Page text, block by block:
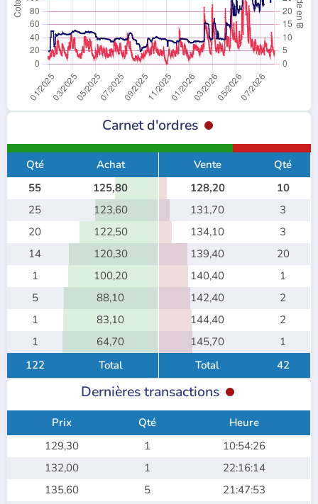
Carnet d'ordres
Qté
Achat
55
125,80
25
123,60
20
122,50
14
120,30
1
100,20
5
88,10
1
83,10
1
64,70
122
Total
Vente
Qté
128,20
10
131,70
3
134,10
3
139,40
20
140,40
1
142,40
2
144,40
2
145,70
1
Total
42
Dernières transactions
Prix Qté
Heure
129,30
1
10:54:26
132,00
1
22:16:14
135,60
5
21:47:53